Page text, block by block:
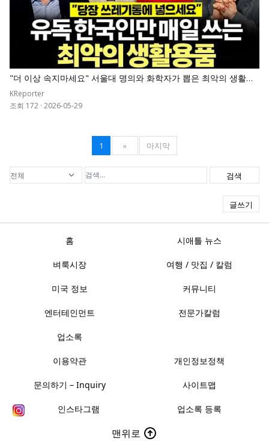
"더 이상 속지마세요" 서울대 명의와 화학자가 뽑은 최악의 생활용
품 순위표
KReporter
조회 172 · 2026-05-29
1 » 마지막
검색
글쓰기
홈 시애틀 뉴스
벼룩시장 여행 / 맛집 / 칼럼
미국 정보 커뮤니티
엔터테인먼트 전문가칼럼
업소록
이용약관 개인정보정책
문의하기 – Inquiry 사이트맵
인스타그램 업소록 등록
맨위로